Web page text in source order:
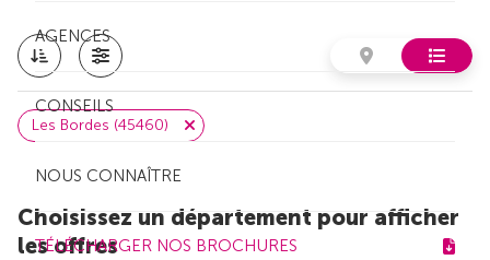
AGENCES
CONSEILS
NOUS CONNAÎTRE
TÉLÉCHARGER NOS BROCHURES
Les Bordes (45460)
Choisissez un département pour afficher
les offres